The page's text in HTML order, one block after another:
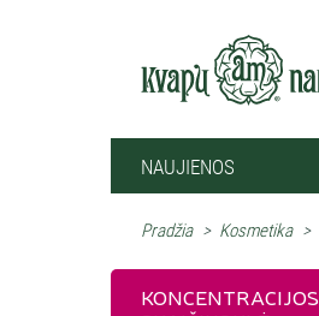
NAUJIENOS
Pradžia > Kosmetika >
KONCENTRACIJOS